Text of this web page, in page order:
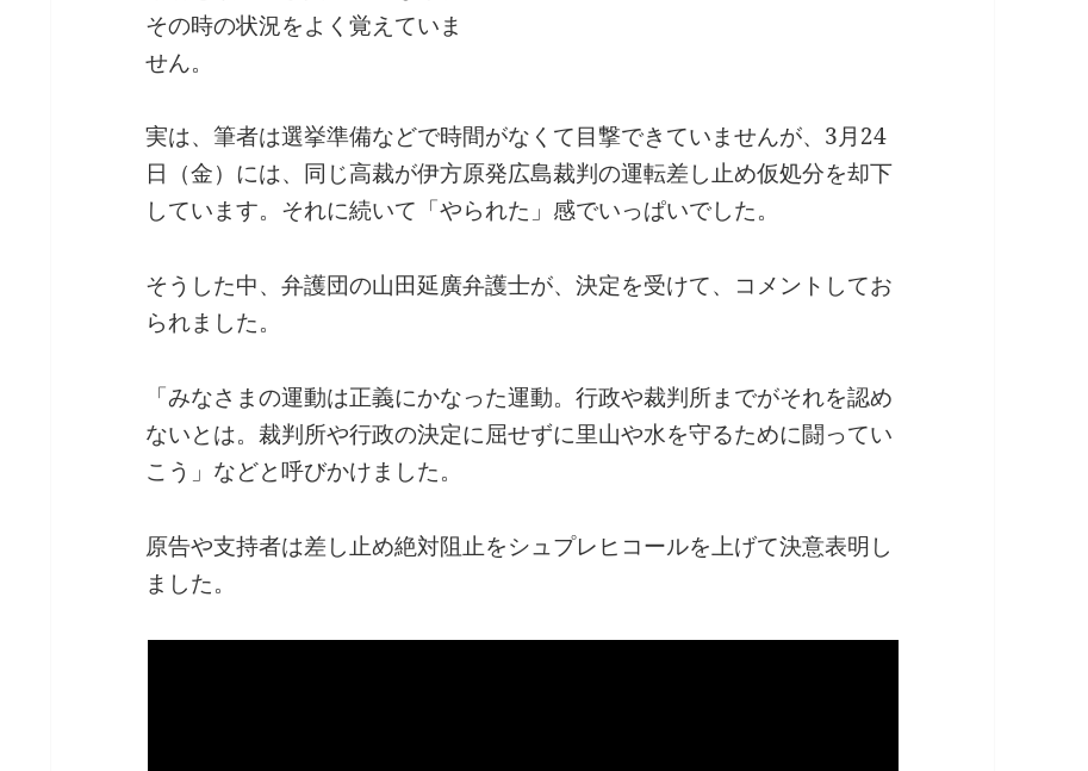
その時の状況をよく覚えていま
せん。
実は、筆者は選挙準備などで時間がなくて目撃できていませんが、3月24
日（金）には、同じ高裁が伊方原発広島裁判の運転差し止め仮処分を却下
しています。それに続いて「やられた」感でいっぱいでした。
そうした中、弁護団の山田延廣弁護士が、決定を受けて、コメントしてお
られました。
「みなさまの運動は正義にかなった運動。行政や裁判所までがそれを認め
ないとは。裁判所や行政の決定に屈せずに里山や水を守るために闘ってい
こう」などと呼びかけました。
原告や支持者は差し止め絶対阻止をシュプレヒコールを上げて決意表明し
ました。